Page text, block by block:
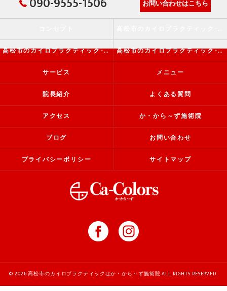
お問い合わせはこちら
高松市のカイロプラクティック･か・から～ず施術院の評判 高松市のカイロプラクティック･か・から～ず施術院のお客様の声
サービス メニュー
院長紹介 よくある質問
アクセス か・から～ず施術院
ブログ お問い合わせ
プライバシーポリシー サイトマップ
© 2026 高松市のカイロプラクティックはか・から～ず施術院 ALL RIGHTS RESERVED.